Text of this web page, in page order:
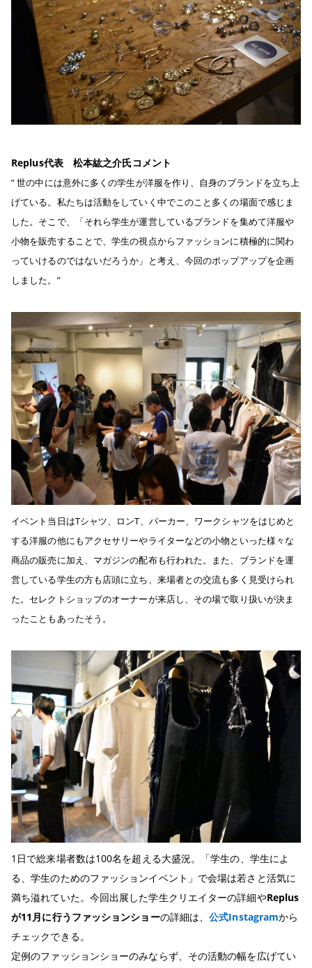
Replus代表 松本紘之介氏コメント
” 世の中には意外に多くの学生が洋服を作り、自身のブランドを立ち上
げている。私たちは活動をしていく中でこのこと多くの場面で感じま
した。そこで、「それら学生が運営しているブランドを集めて洋服や
小物を販売することで、学生の視点からファッションに積極的に関わ
っていけるのではないだろうか」と考え、今回のポップアップを企画
しました。”
イベント当日はTシャツ、ロンT、パーカー、ワークシャツをはじめと
する洋服の他にもアクセサリーやライターなどの小物といった様々な
商品の販売に加え、マガジンの配布も行われた。また、ブランドを運
営している学生の方も店頭に立ち、来場者との交流も多く見受けられ
た。セレクトショップのオーナーが来店し、その場で取り扱いが決ま
ったこともあったそう。
1日で総来場者数は100名を超える大盛況。「学生の、学生によ
る、学生のためのファッションイベント」で会場は若さと活気に
満ち溢れていた。今回出展した学生クリエイターの詳細やReplus
が11月に行うファッションショーの詳細は、公式Instagramから
チェックできる。
定例のファッションショーのみならず、その活動の幅を広げてい